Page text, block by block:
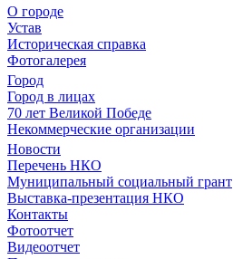
О городе
Устав
Историческая справка
Фотогалерея
Город
Город в лицах
70 лет Великой Победе
Некоммерческие организации
Новости
Перечень НКО
Муниципальный социальный грант
Выставка-презентация НКО
Контакты
Фотоотчет
Видеоотчет